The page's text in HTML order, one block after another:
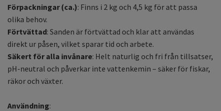
Förpackningar (ca.): Finns i 2 kg och 4,5 kg för att passa
olika behov.
Förtvättad: Sanden är förtvättad och klar att användas
direkt ur påsen, vilket sparar tid och arbete.
Säkert för alla invånare: Helt naturlig och fri från tillsatser,
pH-neutral och påverkar inte vattenkemin – säker för fiskar,
räkor och växter.
Användning: